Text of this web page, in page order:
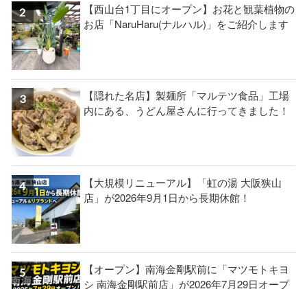
【西山台1丁目にオープン】お花と観葉植物の
お店「NaruHaru(ナルハル)」をご紹介します
【隠れた名店】製麺所「マルテツ食品」工場
内にある、うどん屋さんに行ってきました！
【大規模リニューアル】「虹の湯 大阪狭山
店」が2026年9月1日から長期休館！
【オープン】南海金剛駅前に「マツモトキヨ
シ 南海金剛駅前店」が2026年7月29日オープ